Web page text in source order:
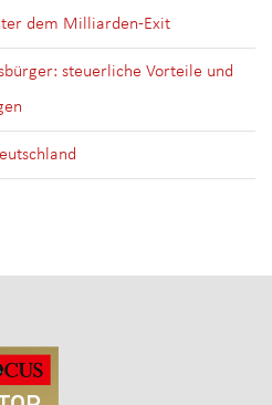
dem Milliarden-Exit
steuerliche Vorteile und